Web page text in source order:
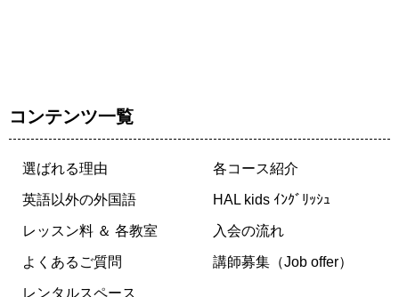
コンテンツ一覧
選ばれる理由 各コース紹介
英語以外の外国語 HAL kids ｲﾝｸﾞﾘｯｼｭ
レッスン料 ＆ 各教室 入会の流れ
よくあるご質問 講師募集（Job offer）
レンタルスペース